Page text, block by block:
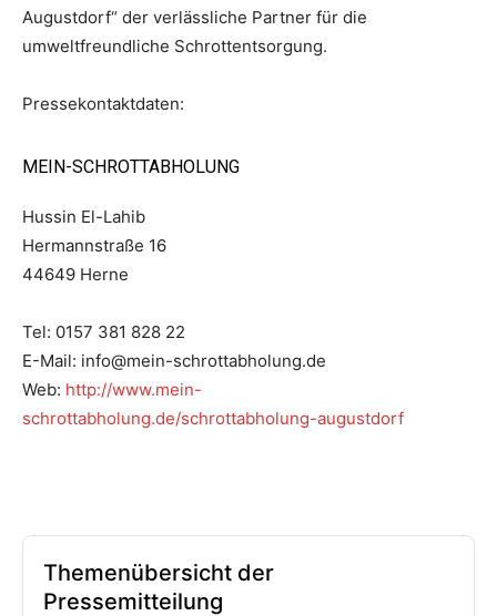
Augustdorf“ der verlässliche Partner für die
umweltfreundliche Schrottentsorgung.
Pressekontaktdaten:
MEIN-SCHROTTABHOLUNG
Hussin El-Lahib
Hermannstraße 16
44649 Herne
Tel: 0157 381 828 22
E-Mail: info@mein-schrottabholung.de
Web: http://www.mein-
schrottabholung.de/schrottabholung-augustdorf
Themenübersicht der
Pressemitteilung